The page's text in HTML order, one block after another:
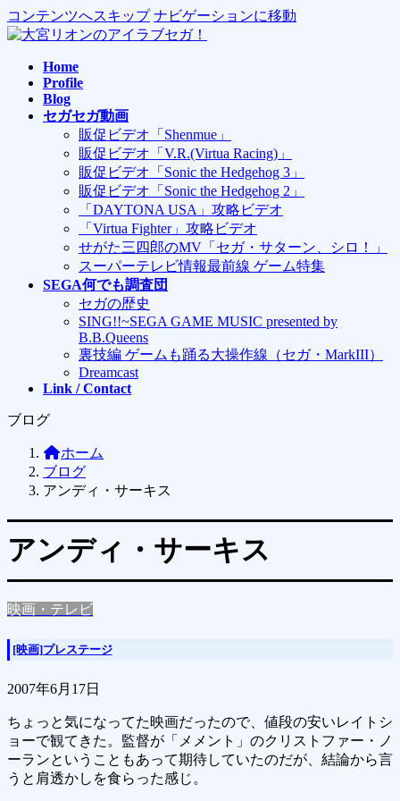
コンテンツへスキップ ナビゲーションに移動
Home
Profile
Blog
セガセガ動画
販促ビデオ「Shenmue」
販促ビデオ「V.R.(Virtua Racing)」
販促ビデオ「Sonic the Hedgehog 3」
販促ビデオ「Sonic the Hedgehog 2」
「DAYTONA USA」攻略ビデオ
「Virtua Fighter」攻略ビデオ
せがた三四郎のMV「セガ・サターン、シロ！」
スーパーテレビ情報最前線 ゲーム特集
SEGA何でも調査団
セガの歴史
SING!!~SEGA GAME MUSIC presented by
B.B.Queens
裏技編 ゲームも踊る大操作線（セガ・MarkIII）
Dreamcast
Link / Contact
ブログ
ホーム
ブログ
アンディ・サーキス
アンディ・サーキス
映画・テレビ
[映画]プレステージ
2007年6月17日
ちょっと気になってた映画だったので、値段の安いレイトシ
ョーで観てきた。監督が「メメント」のクリストファー・ノ
ーランということもあって期待していたのだが、結論から言
うと肩透かしを食らった感じ。